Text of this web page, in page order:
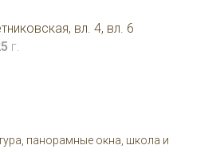
вл. 4, вл. 6
г.
панорамные окна, школа и